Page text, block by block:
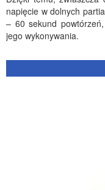
napięcie w dolnych
– 60 sekund
jego wykonywania.